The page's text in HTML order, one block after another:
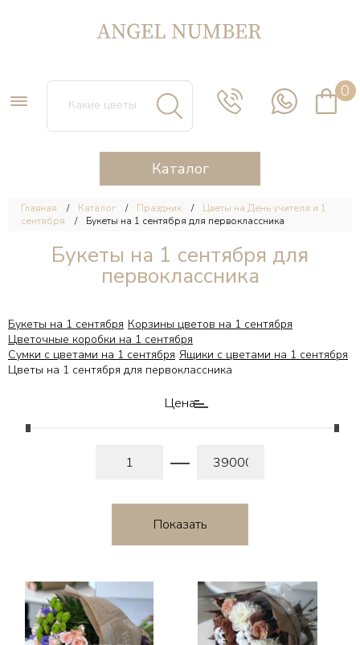
0
Каталог
Главная Каталог Праздник
Цветы на День учителя и 1
сентября
Букеты на 1 сентября для первоклассника
Букеты на 1 сентября для
первоклассника
Букеты на 1 сентября Корзины цветов на 1 сентября
Цветочные коробки на 1 сентября
Сумки с цветами на 1 сентября Ящики с цветами на 1 сентября
Цветы на 1 сентября для первоклассника
Цена